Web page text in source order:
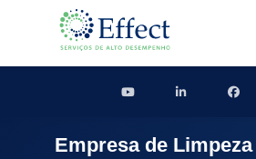
Empresa de